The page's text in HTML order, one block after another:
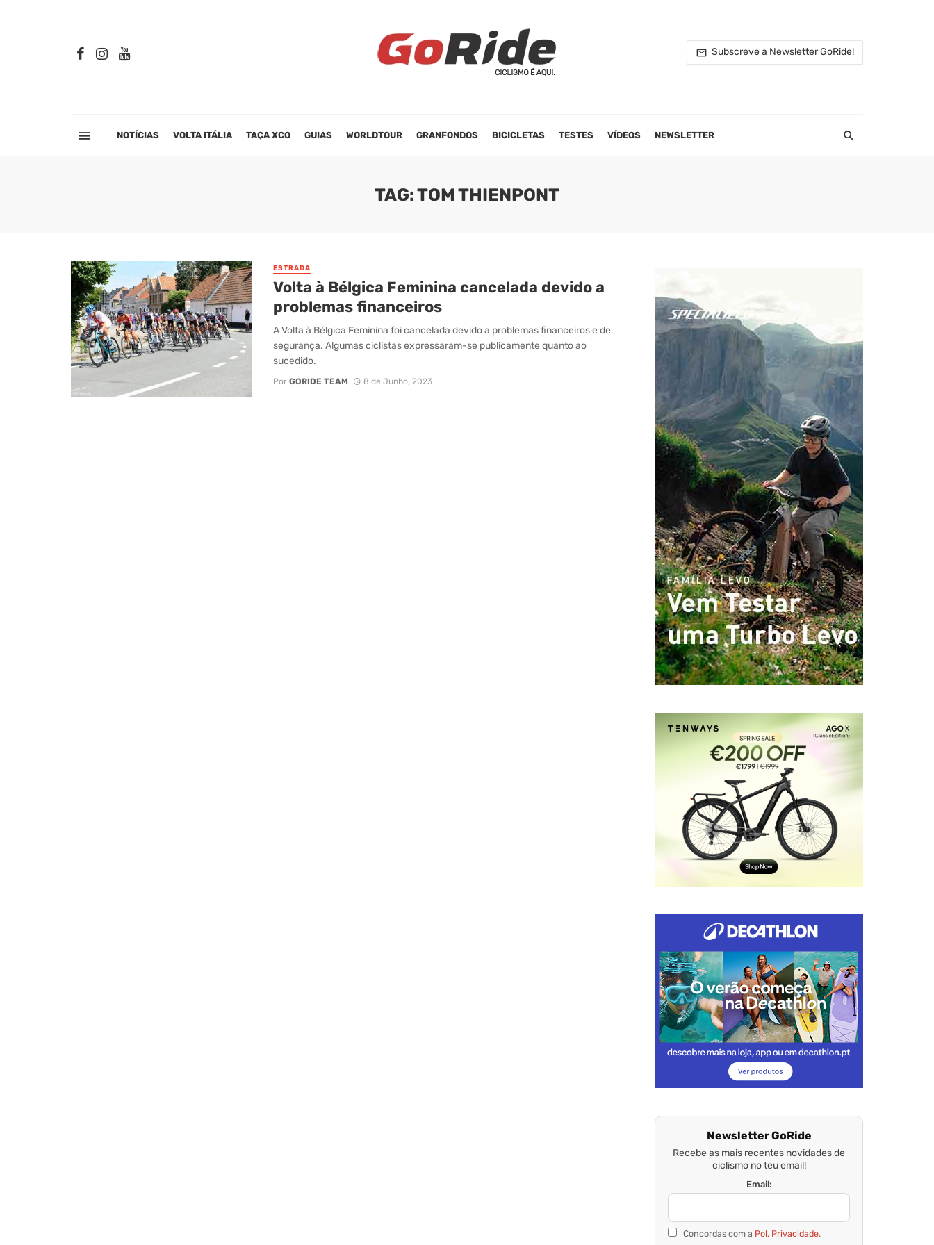
Subscreve a Newsletter GoRide!
NOTÍCIAS VOLTA ITÁLIA TAÇA XCO GUIAS WORLDTOUR GRANFONDOS BICICLETAS TESTES VÍDEOS NEWSLETTER
TAG: TOM THIENPONT
ESTRADA
Volta à Bélgica Feminina cancelada devido a
problemas financeiros
A Volta à Bélgica Feminina foi cancelada devido a problemas financeiros e de
segurança. Algumas ciclistas expressaram-se publicamente quanto ao
sucedido.
Por GORIDE TEAM 8 de Junho, 2023
Newsletter GoRide
Recebe as mais recentes novidades de
ciclismo no teu email!
Email:
Concordas com a Pol. Privacidade.